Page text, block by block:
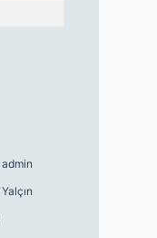
admin
Yalçın